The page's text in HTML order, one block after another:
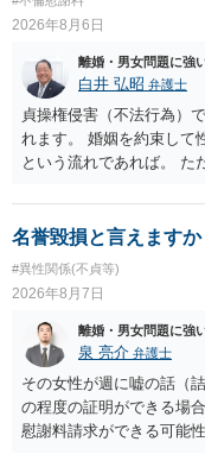
条件を全部丸呑みする、
だ、離婚訴訟をしたくな
足下を見られてしまいま
に抵抗する可能性が高い
離婚訴訟で離婚原因を主
も少なくありません。見
よいと思います。
2026年8月6日
離婚・男女問題に強
白井 弘昭 弁護士
貞操権侵害（不法行為）
れます。 婚姻を約束して
という流れであれば。 た
性も認められそうですの
われます。 一度、最寄り
名誉毀損と言えますか
#異性関係(不貞等)
2026年8月7日
離婚・男女問題に強
泉 亮介 弁護士
その女性が週に嘘の話（
の程度の証明ができる場
慰謝料請求ができる可能